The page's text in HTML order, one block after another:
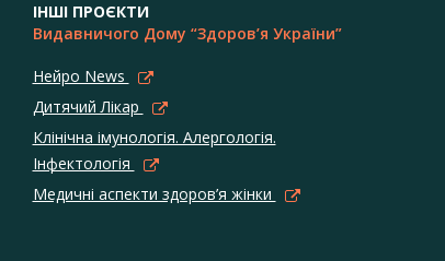
ІНШІ ПРОЄКТИ
Видавничого Дому “Здоров’я України”
Нейро News
Дитячий Лікар
Клінічна імунологія. Алергологія.
Інфектологія
Медичні аспекти здоров’я жінки